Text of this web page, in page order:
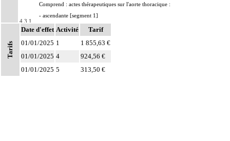
4.3.1
Comprend : actes thérapeutiques sur l'aorte thoracique :
- ascendante [segment 1]
- horizontale [segment 2]
- descendante [segment 3]
4].
Tarifs
Date d'effet Activité
Tarif
01/01/2025 1
1 855,63 €
01/01/2025 4
924,56 €
01/01/2025 5 313,50 €